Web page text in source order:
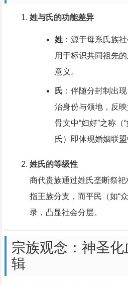
姓与氏的功能差异
姓：源于母系氏族社
用于标识共同祖先
意义。
氏 ：伴随分封制出
治身份与领地，反
骨文中“妇好”之称（
氏）即体现婚姻联盟
姓氏的等级性
商代贵族通过姓氏垄断祭祀
指王族分支，而平民（如“
录，凸显社会分层。
宗族观念：神圣
辑